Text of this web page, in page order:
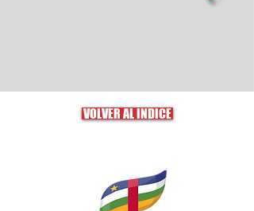
VOLVER AL ÍNDICE